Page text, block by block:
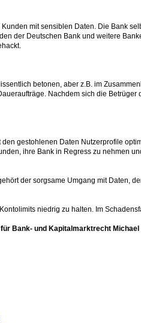
mit sensiblen Daten. Die Bank
der Deutschen Bank und weitere
betonen, aber z.B. im
Nachdem sich die Betrüger
gestohlenen Daten Nutzerprofile
ihre Bank in Regress zu nehmen
der sorgsame Umgang mit Daten,
niedrig zu halten. Im
Bank- und Kapitalmarktrecht